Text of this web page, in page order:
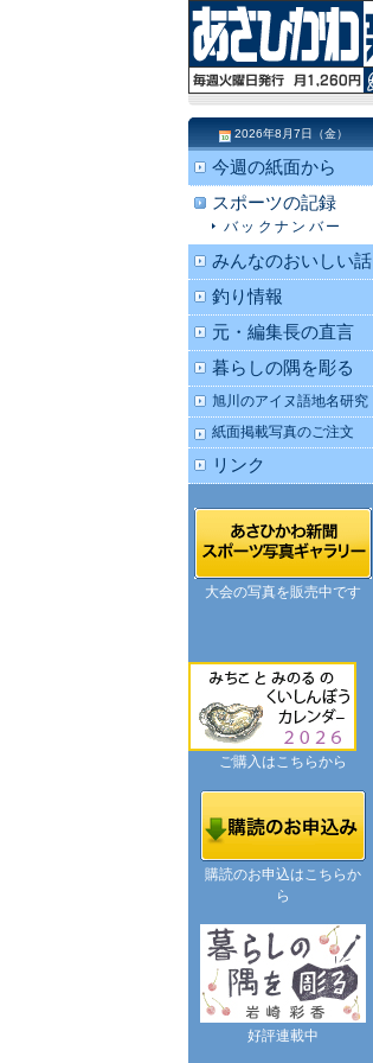
2026年8月7日（金）
今週の紙面から
スポーツの記録
バックナンバー
みんなのおいしい話
釣り情報
元・編集長の直言
暮らしの隅を彫る
旭川のアイヌ語地名研究
紙面掲載写真のご注文
リンク
大会の写真を販売中です
ご購入はこちらから
購読のお申込はこちらか
ら
好評連載中